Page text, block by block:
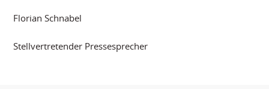
Florian Schnabel
Stellvertretender Pressesprecher